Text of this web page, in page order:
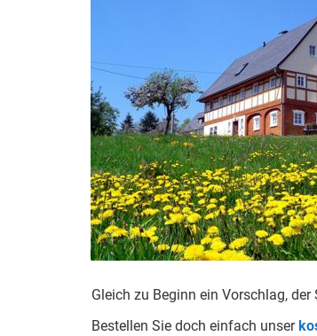
Gleich zu Beginn ein Vorschlag,
Bestellen Sie doch einfach unser